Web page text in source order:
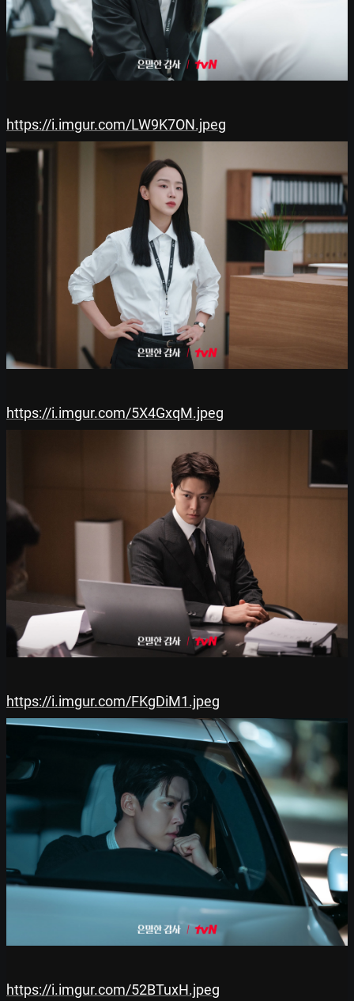
https://i.imgur.com/LW9K7ON.jpeg
https://i.imgur.com/5X4GxqM.jpeg
https://i.imgur.com/FKgDiM1.jpeg
https://i.imgur.com/52BTuxH.jpeg